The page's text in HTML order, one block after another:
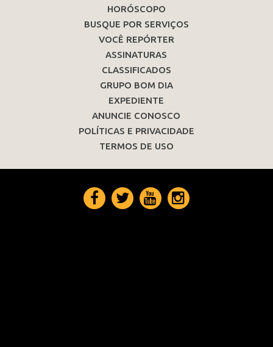
HORÓSCOPO
BUSQUE POR SERVIÇOS
VOCÊ REPÓRTER
ASSINATURAS
CLASSIFICADOS
GRUPO BOM DIA
EXPEDIENTE
ANUNCIE CONOSCO
POLÍTICAS E PRIVACIDADE
TERMOS DE USO